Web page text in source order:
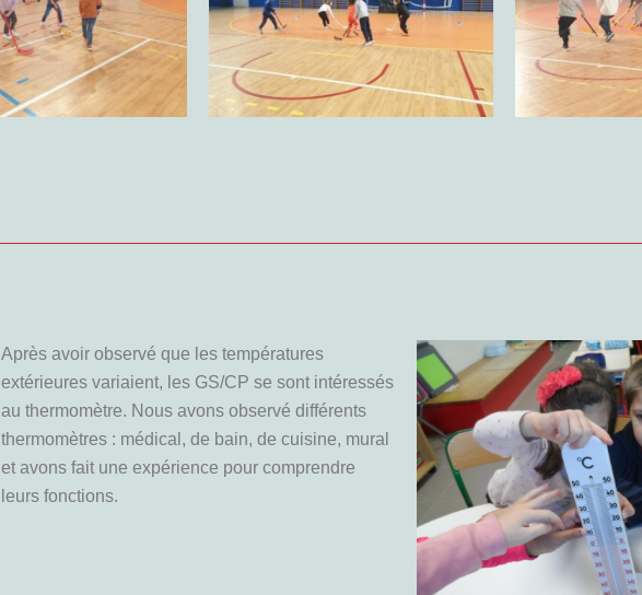
Après avoir observé que les températures
extérieures variaient, les GS/CP se sont intéressés
au thermomètre. Nous avons observé différents
thermomètres : médical, de bain, de cuisine, mural
et avons fait une expérience pour comprendre
leurs fonctions.